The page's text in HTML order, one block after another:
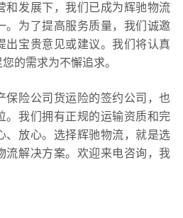
和发展下，我们已成为辉驰物流
。为了提高服务质量，我们诚邀
出宝贵意见或建议。我们将认真
的需求为不懈追求。
保险公司货运险的签约公司，也
。我们拥有正规的运输资质和完
、放心。选择辉驰物流，就是选
流解决方案。欢迎来电咨询，我